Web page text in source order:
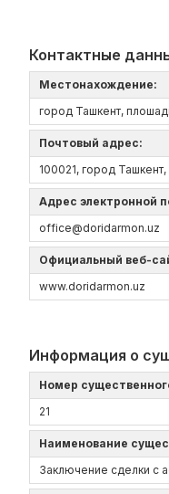
Контактные
Местонахождение:
город Ташкент,
Почтовый адрес:
100021, город
Адрес электронной
office@doridarmon.uz
Официальный веб-
www.doridarmon.uz
Информация о
Номер
21
Наименование
Заключение сделки с